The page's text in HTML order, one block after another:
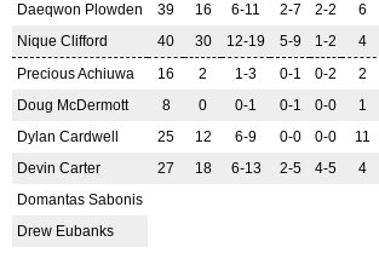
Daeqwon Plowden
39 16 6-11 2-7 2-2 6
Nique Clifford
40 30 12-19 5-9 1-2 4
Precious Achiuwa
16 2 1-3 0-1 0-2 2
Doug McDermott
8 0 0-1 0-1 0-0 1
Dylan Cardwell
25 12 6-9 0-0 0-0 11
Devin Carter
27 18 6-13 2-5 4-5 4
Domantas Sabonis
Drew Eubanks